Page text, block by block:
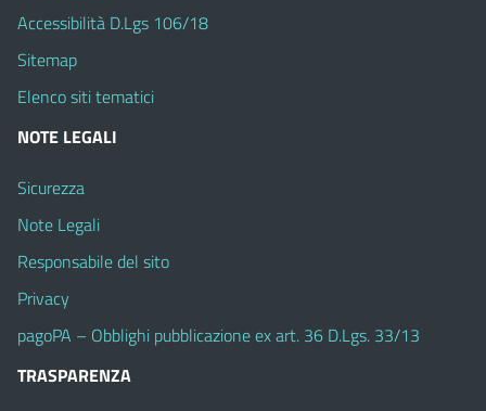
Accessibilità D.Lgs 106/18
Sitemap
Elenco siti tematici
NOTE LEGALI
Sicurezza
Note Legali
Responsabile del sito
Privacy
pagoPA – Obblighi pubblicazione ex art. 36 D.Lgs. 33/13
TRASPARENZA